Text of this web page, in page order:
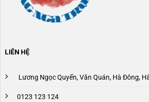
LIÊN HỆ
Lương Ngọc Quyến, Văn Quán, Hà Đông,
0123 123 124